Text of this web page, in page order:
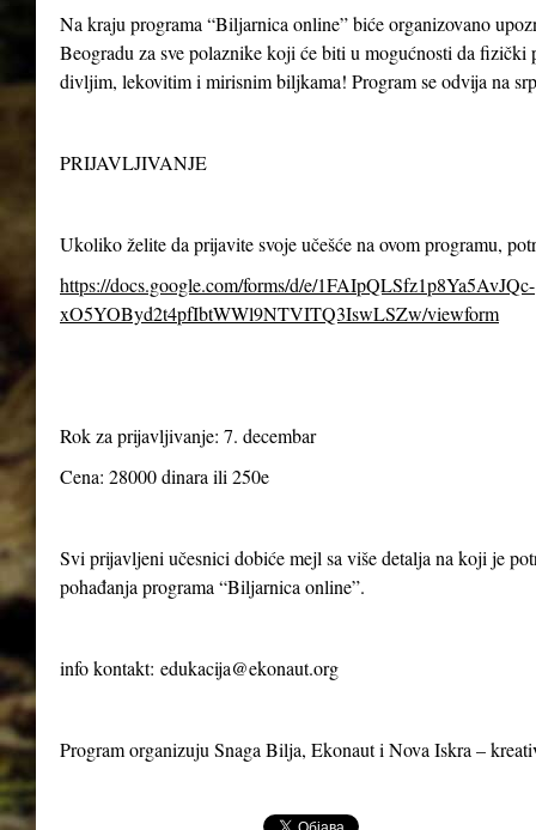
Na kraju programa “Biljarnica online” biće organizovano
Beogradu za sve polaznike koji će biti u mogućnosti da
divljim, lekovitim i mirisnim biljkama! Program se odvija na
PRIJAVLJIVANJE
Ukoliko želite da prijavite svoje učešće na ovom programu,
https://docs.google.com/forms/d/e/1FAIpQLSfz1p8Ya5AvJQc-
xO5YOByd2t4pfIbtWWl9NTVITQ3IswLSZw/viewform
Rok za prijavljivanje: 7. decembar
Cena: 28000 dinara ili 250e
Svi prijavljeni učesnici dobiće mejl sa više detalja na koji je
pohađanja programa “Biljarnica online”.
info kontakt: edukacija@ekonaut.org
Program organizuju Snaga Bilja, Ekonaut i Nova Iskra –